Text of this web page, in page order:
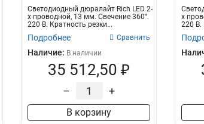
Светодиодный дюралайт Rich LED 2-
х проводной, 13 мм. Свечение 360°.
220 В. Кратность резки...
Подробнее Сравнить
Наличие: В наличии
35 512,50 ₽
– +
В корзину
х
220 В.